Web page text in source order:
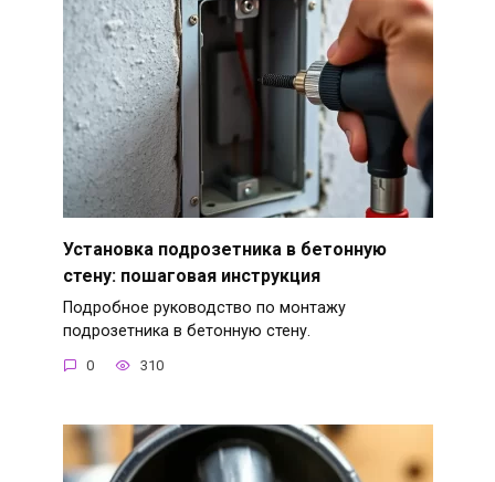
Установка подрозетника в бетонную
стену: пошаговая инструкция
Подробное руководство по монтажу
подрозетника в бетонную стену.
0 310